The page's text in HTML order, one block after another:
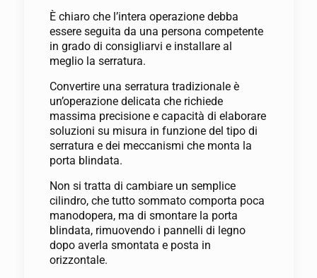
È chiaro che l’intera operazione debba
essere seguita da una persona competente
in grado di consigliarvi e installare al
meglio la serratura.
Convertire una serratura tradizionale è
un’operazione delicata che richiede
massima precisione e capacità di elaborare
soluzioni su misura in funzione del tipo di
serratura e dei meccanismi che monta la
porta blindata.
Non si tratta di cambiare un semplice
cilindro, che tutto sommato comporta poca
manodopera, ma di smontare la porta
blindata, rimuovendo i pannelli di legno
dopo averla smontata e posta in
orizzontale.